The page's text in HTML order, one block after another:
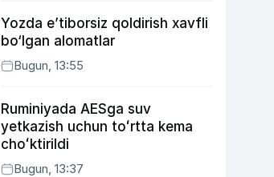
Yozda e’tiborsiz qoldirish xavfli
bo‘lgan alomatlar
Bugun, 13:55
Ruminiyada AESga suv
yetkazish uchun toʻrtta kema
choʻktirildi
Bugun, 13:37